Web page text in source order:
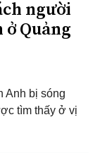
người
Quảng
Anh bị sóng
tìm thấy ở vị